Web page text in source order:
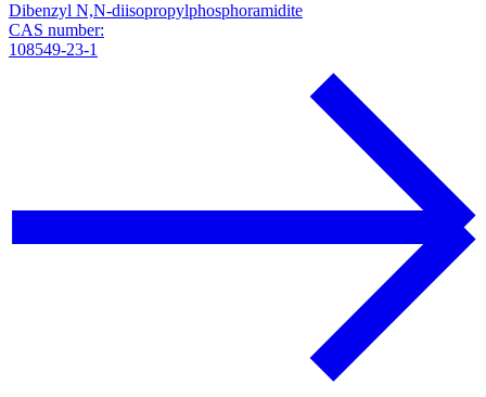
Dibenzyl N,N-diisopropylphosphoramidite
CAS number:
108549-23-1